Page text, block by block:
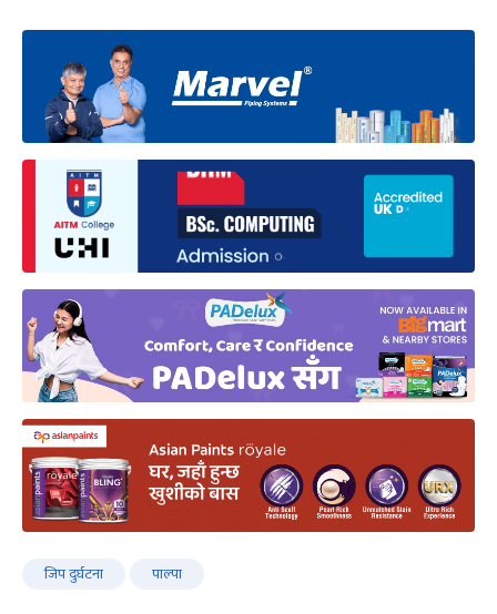
जिप दुर्घटना पाल्पा